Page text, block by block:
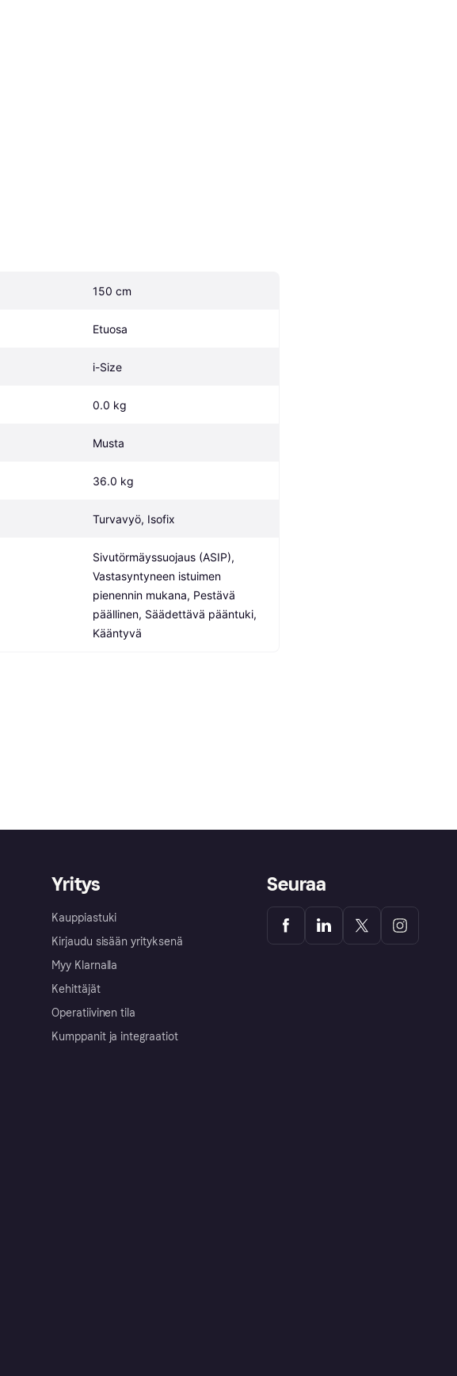
150 cm
Etuosa
i-Size
0.0 kg
Musta
36.0 kg
Turvavyö, Isofix
Sivutörmäyssuojaus (ASIP),
Vastasyntyneen istuimen
pienennin mukana, Pestävä
päällinen, Säädettävä pääntuki,
Kääntyvä
Yritys
Kauppiastuki
Kirjaudu sisään yrityksenä
Myy Klarnalla
Kehittäjät
Operatiivinen tila
Kumppanit ja integraatiot
Seuraa